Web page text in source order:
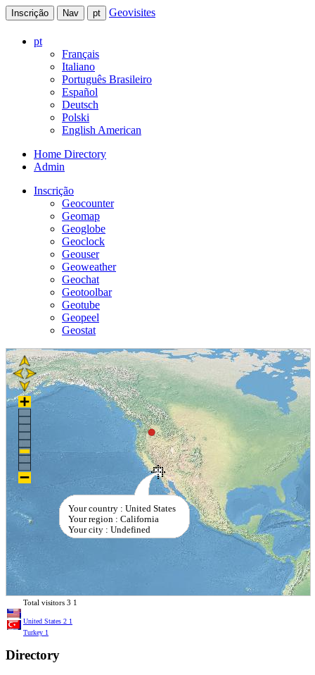
Inscrição Nav pt Geovisites
pt
Français
Italiano
Português Brasileiro
Español
Deutsch
Polski
English American
Home Directory
Admin
Inscrição
Geocounter
Geomap
Geoglobe
Geoclock
Geouser
Geoweather
Geochat
Geotoolbar
Geotube
Geopeel
Geostat
Your country : United States
Your region : California
Your city : Undefined
Total visitors 3 1
United States 2 1
Turkey 1
Directory